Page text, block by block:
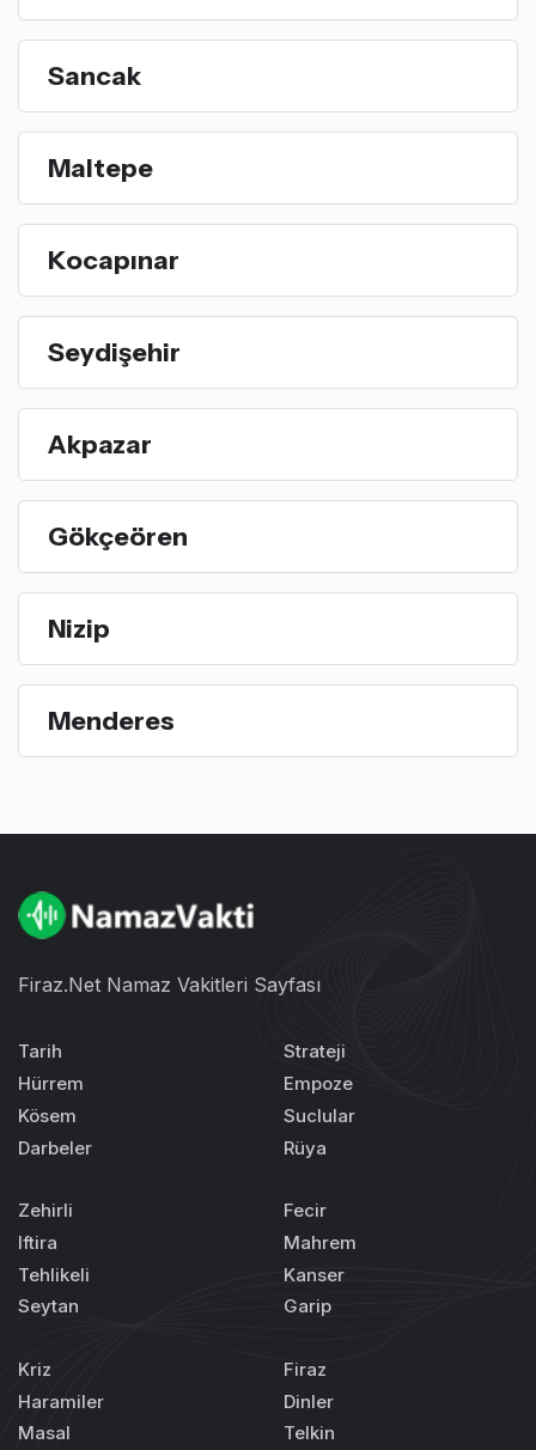
Sancak
Maltepe
Kocapınar
Seydişehir
Akpazar
Gökçeören
Nizip
Menderes
Firaz.Net Namaz Vakitleri Sayfası
Tarih
Hürrem
Kösem
Darbeler
Strateji
Empoze
Suclular
Rüya
Zehirli
Iftira
Tehlikeli
Seytan
Fecir
Mahrem
Kanser
Garip
Kriz
Haramiler
Masal
Firaz
Dinler
Telkin